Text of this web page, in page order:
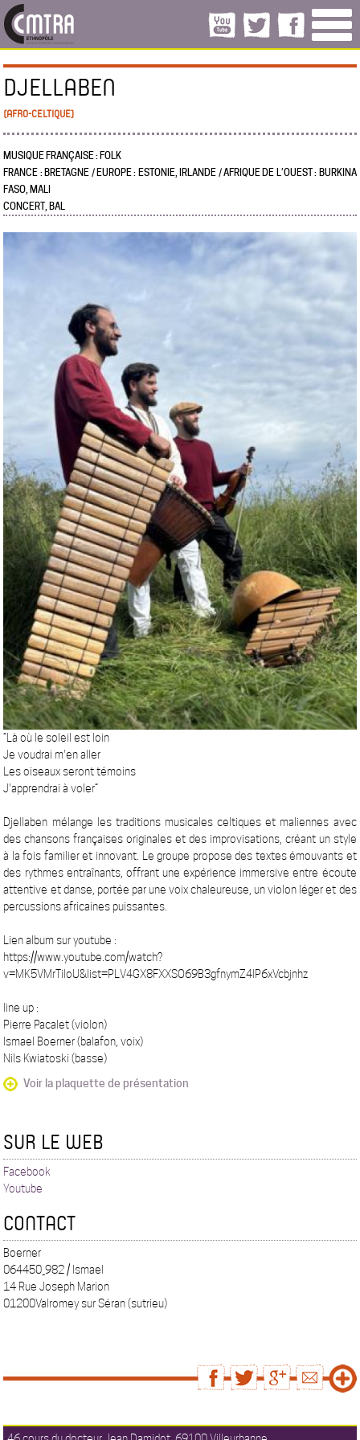
DJELLABEN
(AFRO-CELTIQUE)
MUSIQUE FRANÇAISE : FOLK
FRANCE : BRETAGNE / EUROPE : ESTONIE, IRLANDE / AFRIQUE DE L’OUEST : BURKINA
FASO, MALI
CONCERT, BAL
“Là où le soleil est loin
Je voudrai m'en aller
Les oiseaux seront témoins
J'apprendrai à voler”
Djellaben mélange les traditions musicales celtiques et maliennes avec
des chansons françaises originales et des improvisations, créant un style
à la fois familier et innovant. Le groupe propose des textes émouvants et
des rythmes entraînants, offrant une expérience immersive entre écoute
attentive et danse, portée par une voix chaleureuse, un violon léger et des
percussions africaines puissantes.
Lien album sur youtube :
https://www.youtube.com/watch?
v=MK5VMrTiloU&list=PLV4GX8FXXSO69B3gfnymZ4lP6xVcbjnhz
line up :
Pierre Pacalet (violon)
Ismael Boerner (balafon, voix)
Nils Kwiatoski (basse)
Voir la plaquette de présentation
SUR LE WEB
Facebook
Youtube
CONTACT
Boerner
064450_982 / Ismael
14 Rue Joseph Marion
01200Valromey sur Séran (sutrieu)